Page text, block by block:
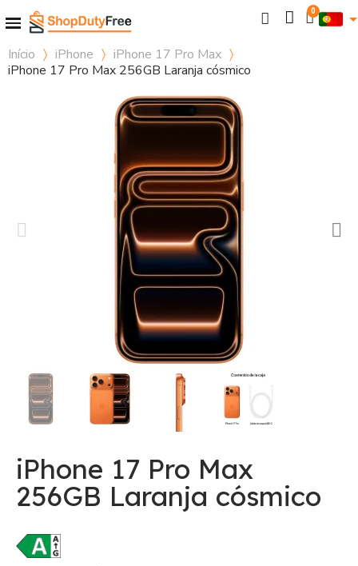
Início iPhone
iPhone 17 Pro Max
iPhone 17 Pro Max 256GB Laranja cósmico
iPhone 17 Pro Max
256GB Laranja cósmico